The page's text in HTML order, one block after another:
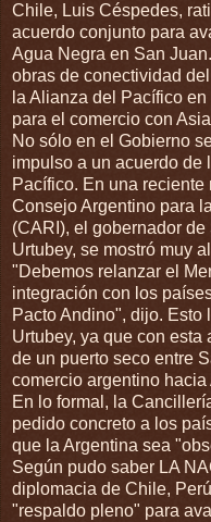
Chile, Luis Céspedes,
acuerdo conjunto para
Agua Negra en San
obras de conectividad
la Alianza del Pacífico
para el comercio con
No sólo en el Gobierno
impulso a un acuerdo de
Pacífico. En una reciente
Consejo Argentino para
(CARI), el gobernador
Urtubey, se mostró muy
"Debemos relanzar el
integración con los
Pacto Andino", dijo. Esto
Urtubey, ya que con
de un puerto seco entre
comercio argentino hacia
En lo formal, la
pedido concreto a los
que la Argentina sea
Según pudo saber LA
diplomacia de Chile,
"respaldo pleno" para